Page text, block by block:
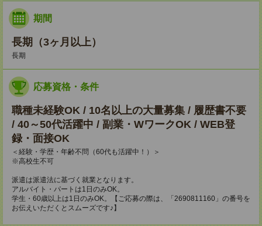
期間
長期（3ヶ月以上）
長期
応募資格・条件
職種未経験OK / 10名以上の大量募集 / 履歴書不要
/ 40～50代活躍中 / 副業・WワークOK / WEB登
録・面接OK
＜経験・学歴・年齢不問（60代も活躍中！）＞
※高校生不可
派遣は派遣法に基づく就業となります。
アルバイト・パートは1日のみOK。
学生・60歳以上は1日のみOK。【ご応募の際は、「2690811160」の番号を
お伝えいただくとスムーズです♪】